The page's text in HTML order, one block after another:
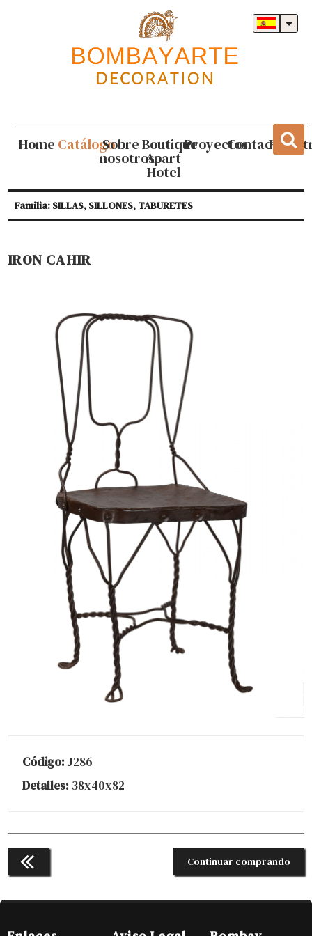
Home CatálogoSobre
nosotros
Boutique
Apart
Hotel
ProyectosContacto
Familia: SILLAS, SILLONES, TABURETES
IRON CAHIR
Código: J286
Detalles: 38x40x82
Continuar comprando